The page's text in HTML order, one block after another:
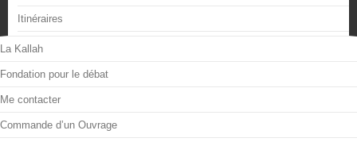
Itinéraires
La Kallah
Fondation pour le débat
Me contacter
Commande d’un Ouvrage